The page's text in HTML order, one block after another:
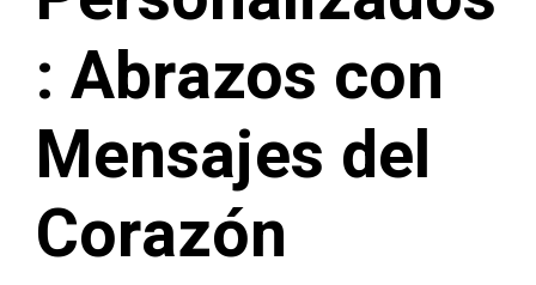
: Abrazos con
Mensajes del
Corazón